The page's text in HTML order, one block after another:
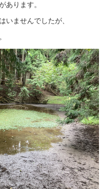
あります。
いませんでしたが、